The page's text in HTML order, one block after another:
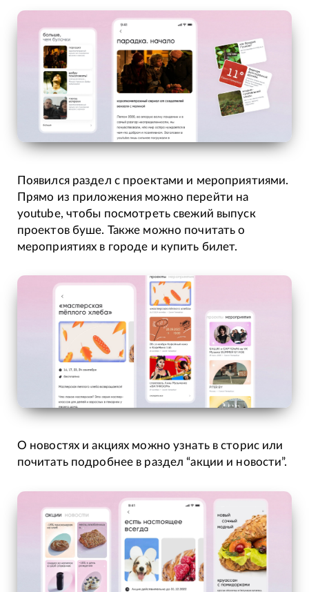
Появился раздел с проектами и мероприятиями.
Прямо из приложения можно перейти на
youtube, чтобы посмотреть свежий выпуск
проектов буше. Также можно почитать о
мероприятиях в городе и купить билет.
О новостях и акциях можно узнать в сторис или
почитать подробнее в раздел “акции и новости”.